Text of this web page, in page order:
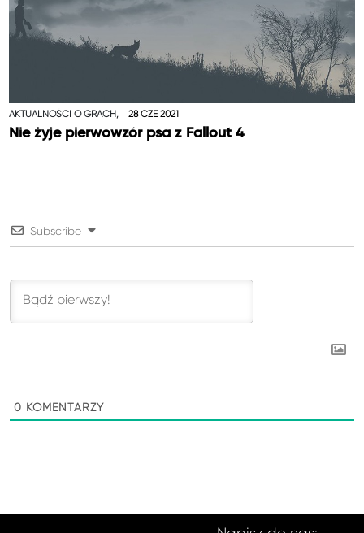
AKTUALNOŚCI O GRACH, 28 CZE 2021
Nie żyje pierwowzór psa z Fallout 4
Subscribe
0 KOMENTARZY